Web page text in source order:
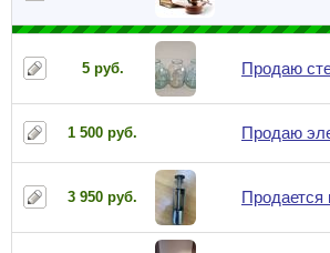
5 руб. Продаю
1 500 руб. Продаю
3 950 руб. Продается